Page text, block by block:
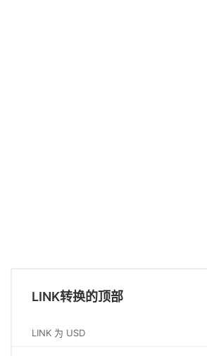
LINK转换的顶部
LINK 为 USD